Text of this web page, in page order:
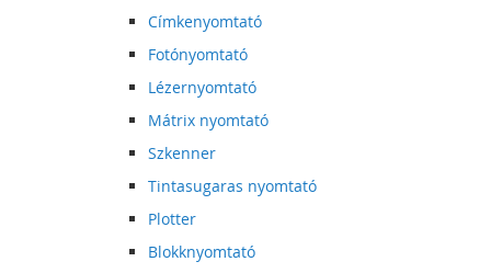
Címkenyomtató
Fotónyomtató
Lézernyomtató
Mátrix nyomtató
Szkenner
Tintasugaras nyomtató
Plotter
Blokknyomtató